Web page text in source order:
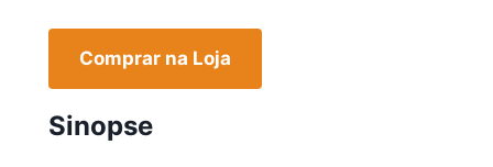
Comprar na Loja
Sinopse